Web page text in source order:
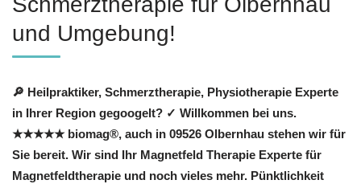
und Umgebung!
🔎 Heilpraktiker, Schmerztherapie, Physiotherapie Experte
in Ihrer Region gegoogelt? ✓ Willkommen bei uns.
★★★★★ biomag®, auch in 09526 Olbernhau stehen wir für
Sie bereit. Wir sind Ihr Magnetfeld Therapie Experte für
Magnetfeldtherapie und noch vieles mehr. Pünktlichkeit